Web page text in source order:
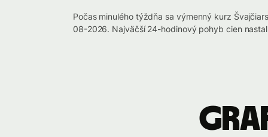
Počas minulého týždňa sa výmenný kurz
08-2026. Najväčší 24-hodinový pohyb cien